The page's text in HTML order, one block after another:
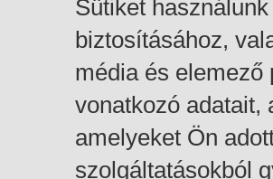
Sütiket
biztosításához,
média és elemező
vonatkozó adatait,
amelyeket Ön
szolgáltatásokból